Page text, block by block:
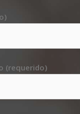
(requerido)